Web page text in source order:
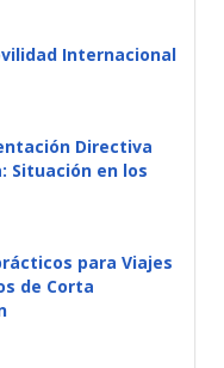
Internacional
Directiva
Situación en los
para Viajes
de Corta